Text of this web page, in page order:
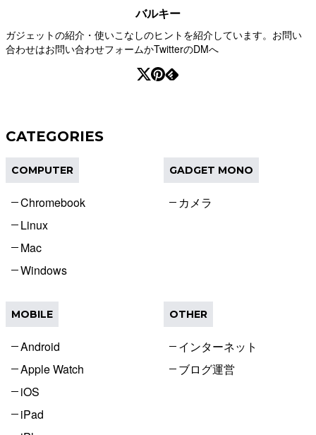
バルキー
ガジェットの紹介・使いこなしのヒントを紹介しています。お問い
合わせはお問い合わせフォームかTwitterのDMへ
CATEGORIES
COMPUTER
Chromebook
Linux
Mac
Windows
GADGET MONO
カメラ
MOBILE
Android
Apple Watch
iOS
iPad
OTHER
インターネット
ブログ運営